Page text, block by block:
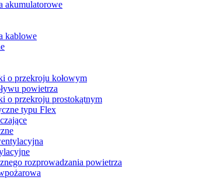
akumulatorowe
kablowe
o przekroju kołowym
powietrza
o przekroju prostokątnym
typu Flex
rozprowadzania powietrza